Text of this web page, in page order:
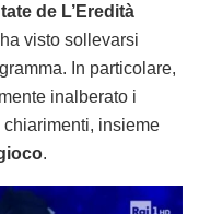
de L’Eredità
visto sollevarsi
In particolare,
inalberato i
insieme
.